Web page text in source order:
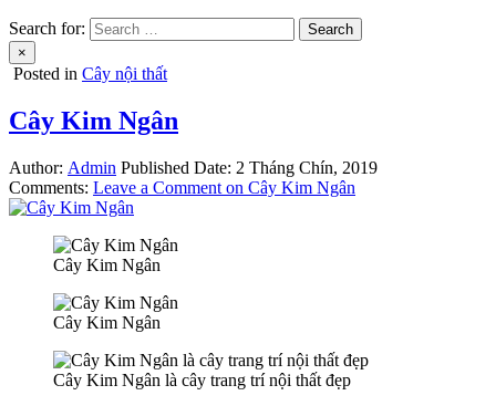
Search for:
×
Posted in Cây nội thất
Cây Kim Ngân
Author: Admin Published Date: 2 Tháng Chín, 2019
Comments: Leave a Comment on Cây Kim Ngân
Cây Kim Ngân
Cây Kim Ngân
Cây Kim Ngân là cây trang trí nội thất đẹp